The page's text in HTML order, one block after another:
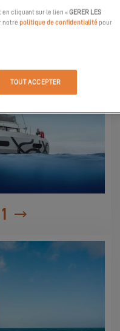
LES
en cliquant sur le lien «GERER LES
notrepolitique de confidentialitépour
TOUT ACCEPTER